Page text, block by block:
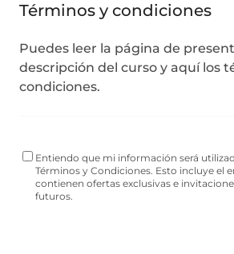
Términos y condiciones
Puedes leer la página de
descripción del curso y aquí los
condiciones.
Entiendo que mi información será
Términos y Condiciones. Esto incluye el
contienen ofertas exclusivas e
futuros.